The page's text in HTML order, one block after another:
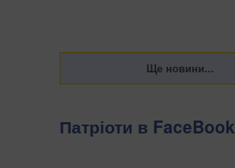
Патріоти в FaceBook